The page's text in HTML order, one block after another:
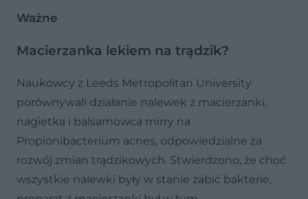
Ważne
Macierzanka lekiem na trądzik?
Naukowcy z Leeds Metropolitan University
porównywali działanie nalewek z macierzanki,
nagietka i balsamowca mirry na
Propionibacterium acnes, odpowiedzialne za
rozwój zmian trądzikowych. Stwierdzono, że choć
wszystkie nalewki były w stanie zabić bakterie,